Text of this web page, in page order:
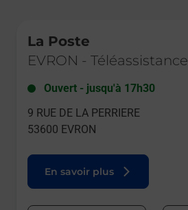
La Poste
EVRON - Téléassistance
Ouvert - jusqu'à 17h30
9 RUE DE LA PERRIERE
53600 EVRON
En savoir plus